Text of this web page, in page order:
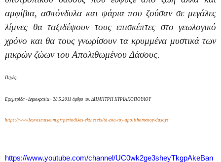
αμφίβια, ασπόνδυλα και ψάρια που ζούσαν σε μεγάλες
λίμνες θα ταξιδέψουν τους επισκέπτες στο γεωλογικό
χρόνο και θα τους γνωρίσουν τα κρυμμένα μυστικά των
μικρών ζώων του Απολιθωμένου Δάσους.
Πηγές:
Εφημερίδα «Δημοκρατία» 28.5.2011 άρθρο του ΔΗΜΗΤΡΗ ΚΥΡΙΑΚΟΠΟΥΛΟΥ
https://www.lesvosmuseum.gr/periodikes-ektheseis/ta-zoa-toy-apolithomenoy-dasoys
https://www.youtube.com/channel/UC0wk2ge3sheyTkgpAkeBan